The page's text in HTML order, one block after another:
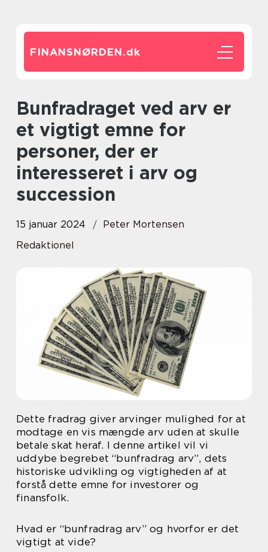
FINANSNØRDEN.dk
Bunfradraget ved arv er
et vigtigt emne for
personer, der er
interesseret i arv og
succession
15 januar 2024
Peter Mortensen
Redaktionel
Dette fradrag giver arvinger mulighed for at
modtage en vis mængde arv uden at skulle
betale skat heraf. I denne artikel vil vi
uddybe begrebet “bunfradrag arv”, dets
historiske udvikling og vigtigheden af at
forstå dette emne for investorer og
finansfolk.
Hvad er “bunfradrag arv” og hvorfor er det
vigtigt at vide?